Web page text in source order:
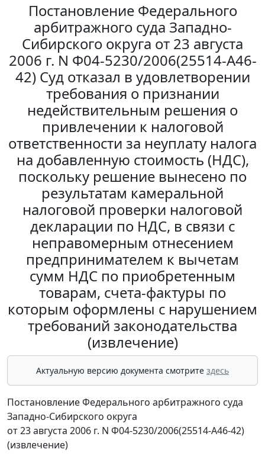
Постановление Федерального
арбитражного суда Западно-
Сибирского округа от 23 августа
2006 г. N Ф04-5230/2006(25514-А46-
42) Суд отказал в удовлетворении
требования о признании
недействительным решения о
привлечении к налоговой
ответственности за неуплату налога
на добавленную стоимость (НДС),
поскольку решение вынесено по
результатам камеральной
налоговой проверки налоговой
декларации по НДС, в связи с
неправомерным отнесением
предпринимателем к вычетам
сумм НДС по приобретенным
товарам, счета-фактуры по
которым оформлены с нарушением
требований законодательства
(извлечение)
Актуальную версию документа смотрите здесь
Постановление Федерального арбитражного суда
Западно-Сибирского округа
от 23 августа 2006 г. N Ф04-5230/2006(25514-А46-42)
(извлечение)